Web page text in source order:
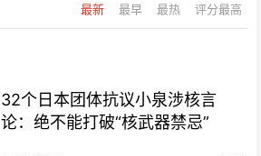
最新 最早 最热 评分最高
32个日本团体抗议小泉涉核言
论：绝不能打破“核武器禁忌”